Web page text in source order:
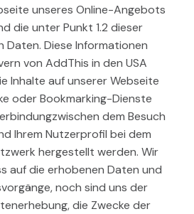
unseres Online-Angebots
die unter Punkt 1.2 dieser
Daten. Diese Informationen
von AddThis in den USA
Inhalte auf unserer Webseite
oder Bookmarking-Dienste
dem Besuch
Ihrem Nutzerprofil bei dem
hergestellt werden. Wir
auf die erhobenen Daten und
noch sind uns der
die Zwecke der